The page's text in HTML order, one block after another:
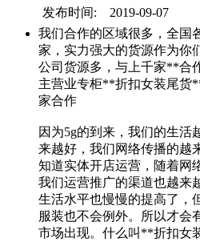
发布时间: 2019-09-07
我们合作的区域很多，全国
家，实力强大的货源作为你
公司货源多，与上千家**合
主营业专柜**折扣女装尾货
家合作
因为5g的到来，我们的生活
来越好，我们网络传播的越
知道实体开店运营，随着网
我们运营推广的渠道也越来
生活水平也慢慢的提高了，
服装也不会例外。所以才会
市场出现。什么叫**折扣女